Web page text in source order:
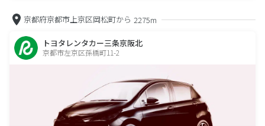
京都府京都市上京区岡松町から 2275m
トヨタレンタカー三条京阪北
京都市左京区孫橋町11-2